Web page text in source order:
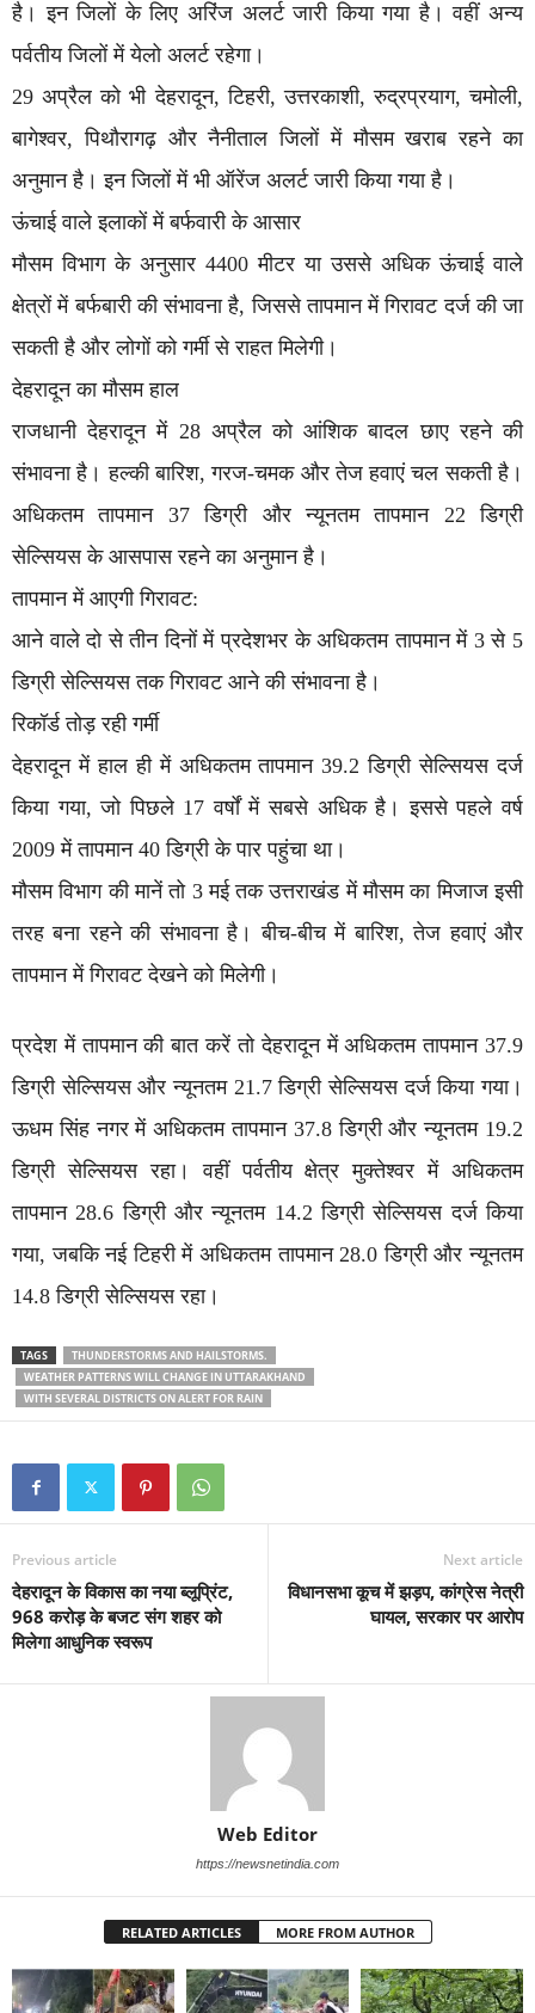
है। इन जिलों के लिए अरिंज अलर्ट जारी किया गया है। वहीं अन्य
पर्वतीय जिलों में येलो अलर्ट रहेगा।
29 अप्रैल को भी देहरादून, टिहरी, उत्तरकाशी, रुद्रप्रयाग, चमोली,
बागेश्वर, पिथौरागढ़ और नैनीताल जिलों में मौसम खराब रहने का
अनुमान है। इन जिलों में भी ऑरेंज अलर्ट जारी किया गया है।
ऊंचाई वाले इलाकों में बर्फवारी के आसार
मौसम विभाग के अनुसार 4400 मीटर या उससे अधिक ऊंचाई वाले
क्षेत्रों में बर्फबारी की संभावना है, जिससे तापमान में गिरावट दर्ज की जा
सकती है और लोगों को गर्मी से राहत मिलेगी।
देहरादून का मौसम हाल
राजधानी देहरादून में 28 अप्रैल को आंशिक बादल छाए रहने की
संभावना है। हल्की बारिश, गरज-चमक और तेज हवाएं चल सकती है।
अधिकतम तापमान 37 डिग्री और न्यूनतम तापमान 22 डिग्री
सेल्सियस के आसपास रहने का अनुमान है।
तापमान में आएगी गिरावट:
आने वाले दो से तीन दिनों में प्रदेशभर के अधिकतम तापमान में 3 से 5
डिग्री सेल्सियस तक गिरावट आने की संभावना है।
रिकॉर्ड तोड़ रही गर्मी
देहरादून में हाल ही में अधिकतम तापमान 39.2 डिग्री सेल्सियस दर्ज
किया गया, जो पिछले 17 वर्षों में सबसे अधिक है। इससे पहले वर्ष
2009 में तापमान 40 डिग्री के पार पहुंचा था।
मौसम विभाग की मानें तो 3 मई तक उत्तराखंड में मौसम का मिजाज इसी
तरह बना रहने की संभावना है। बीच-बीच में बारिश, तेज हवाएं और
तापमान में गिरावट देखने को मिलेगी।
प्रदेश में तापमान की बात करें तो देहरादून में अधिकतम तापमान 37.9
डिग्री सेल्सियस और न्यूनतम 21.7 डिग्री सेल्सियस दर्ज किया गया।
ऊधम सिंह नगर में अधिकतम तापमान 37.8 डिग्री और न्यूनतम 19.2
डिग्री सेल्सियस रहा। वहीं पर्वतीय क्षेत्र मुक्तेश्वर में अधिकतम
तापमान 28.6 डिग्री और न्यूनतम 14.2 डिग्री सेल्सियस दर्ज किया
गया, जबकि नई टिहरी में अधिकतम तापमान 28.0 डिग्री और न्यूनतम
14.8 डिग्री सेल्सियस रहा।
TAGS
THUNDERSTORMS AND HAILSTORMS.
WEATHER PATTERNS WILL CHANGE IN UTTARAKHAND
WITH SEVERAL DISTRICTS ON ALERT FOR RAIN
Previous article
देहरादून के विकास का नया ब्लूप्रिंट,
968 करोड़ के बजट संग शहर को
मिलेगा आधुनिक स्वरूप
Next article
विधानसभा कूच में झड़प, कांग्रेस नेत्री
घायल, सरकार पर आरोप
Web Editor
https://newsnetindia.com
RELATED ARTICLES MORE FROM AUTHOR